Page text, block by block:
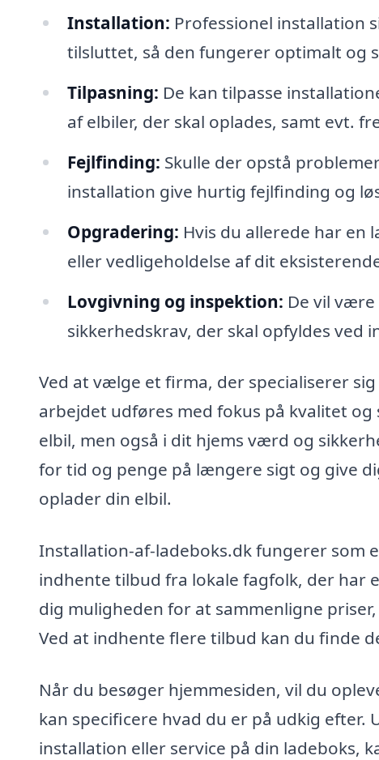
Installation: Professionel installation
tilsluttet, så den fungerer optimalt og
Tilpasning: De kan tilpasse
af elbiler, der skal oplades, samt evt.
Fejlfinding: Skulle der opstå
installation give hurtig fejlfinding og
Opgradering: Hvis du allerede har en
eller vedligeholdelse af dit
Lovgivning og inspektion: De vil
sikkerhedskrav, der skal opfyldes ved
Ved at vælge et firma, der specialiserer
arbejdet udføres med fokus på kvalitet
elbil, men også i dit hjems værd og
for tid og penge på længere sigt og give
oplader din elbil.
Installation-af-ladeboks.dk fungerer som
indhente tilbud fra lokale fagfolk, der har
dig muligheden for at sammenligne
Ved at indhente flere tilbud kan du finde
Når du besøger hjemmesiden, vil du
kan specificere hvad du er på udkig
installation eller service på din ladeboks,